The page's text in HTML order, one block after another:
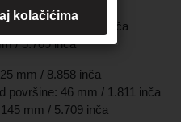
/ 8.858 inča
46 mm / 1.811 inča
/ 5.709 inča
mm / 8.858 inča
površine: 46 mm / 1.811 inča
mm / 5.709 inča
kolačićima